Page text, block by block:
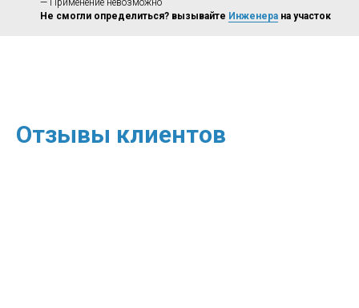
— Применение невозможно
Не смогли определиться? вызывайте Инженера на участок
Отзывы клиентов